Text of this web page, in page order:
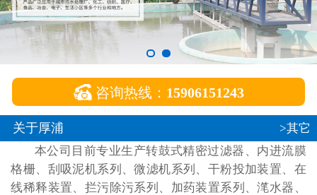
工程案例
联系我们
 咨询热线： 15906151243
关于厚浦
>其它
本公司目前专业生产转鼓式精密过滤器、内进流膜
格栅、刮吸泥机系列、微滤机系列、干粉投加装置、在
线稀释装置、拦污除污系列、加药装置系列、滗水器、